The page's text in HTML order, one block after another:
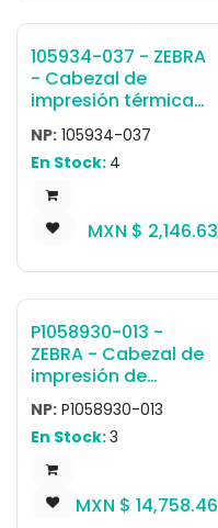
105934-037 - ZEBRA
- Cabezal de
impresión térmica
directa Cabezal de
impresión 203dpi
(Direct Thermal)
NP: 105934-037
En Stock: 4
MXN $ 2,146.63
P1058930-013 -
ZEBRA - Cabezal de
impresión de
transferencia
térmica Cabezal de
impresión 300 dpi,
ZT420, ZT421
NP: P1058930-013
En Stock:3
MXN $ 14,758.46